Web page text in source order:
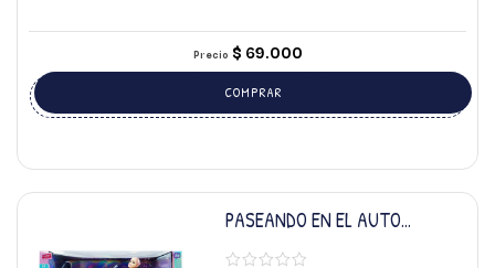
Precio $ 69.000
COMPRAR
PASEANDO EN EL AUTO
CONVERTIBLE BRYANA